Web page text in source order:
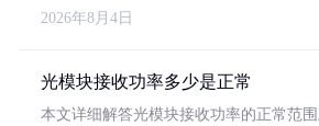
2026年8月4日
光模块接收功率多少是正常
本文详细解答光模块接收功率的正常范